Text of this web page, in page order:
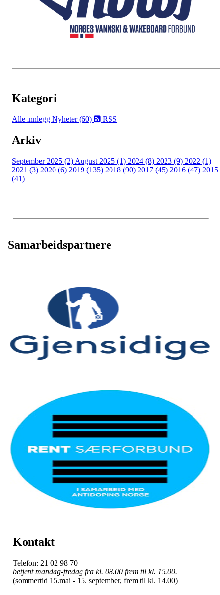
Kategori
Alle innlegg Nyheter (60) RSS
Arkiv
September 2025 (2) August 2025 (1) 2024 (8) 2023 (9) 2022 (1)
2021 (3) 2020 (6) 2019 (135) 2018 (90) 2017 (45) 2016 (47) 2015
(41)
Samarbeidspartnere
Kontakt
Telefon: 21 02 98 70
betjent mandag-fredag fra kl. 08.00 frem til kl. 15.00.
(sommertid 15.mai - 15. september, frem til kl. 14.00)